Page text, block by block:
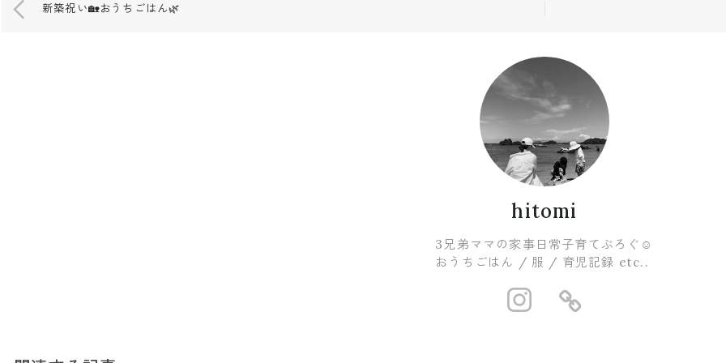
新築祝い🏡おうちごはん🌿
hitomi
3兄弟ママの家事日常子育てぶろぐ☺︎
おうちごはん / 服 / 育児記録 etc..
https://